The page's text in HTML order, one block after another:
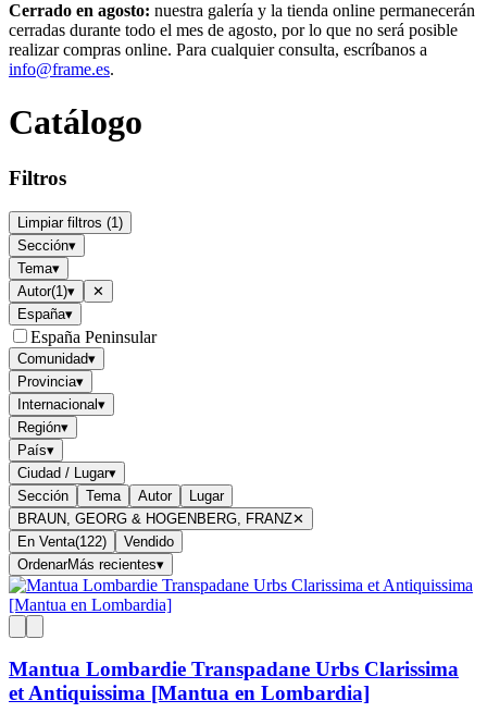
Cerrado en agosto: nuestra galería y la tienda online permanecerán
cerradas durante todo el mes de agosto, por lo que no será posible
realizar compras online. Para cualquier consulta, escríbanos a
info@frame.es.
Catálogo
Filtros
Limpiar filtros (1)
Sección▾
Tema▾
Autor(1)▾
✕
España▾
España Peninsular
Comunidad▾
Provincia▾
Internacional▾
Región▾
País▾
Ciudad / Lugar▾
Sección
Tema Autor
Lugar
BRAUN, GEORG & HOGENBERG, FRANZ✕
En Venta(122)
Vendido
OrdenarMás recientes▾
Mantua Lombardie Transpadane Urbs Clarissima
et Antiquissima [Mantua en Lombardia]